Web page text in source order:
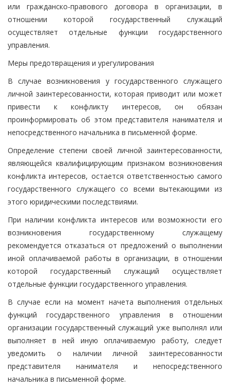
или гражданско-правового договора в организации, в
отношении которой государственный служащий
осуществляет отдельные функции государственного
управления.
Меры предотвращения и урегулирования
В случае возникновения у государственного служащего
личной заинтересованности, которая приводит или может
привести к конфликту интересов, он обязан
проинформировать об этом представителя нанимателя и
непосредственного начальника в письменной форме.
Определение степени своей личной заинтересованности,
являющейся квалифицирующим признаком возникновения
конфликта интересов, остается ответственностью самого
государственного служащего со всеми вытекающими из
этого юридическими последствиями.
При наличии конфликта интересов или возможности его
возникновения государственному служащему
рекомендуется отказаться от предложений о выполнении
иной оплачиваемой работы в организации, в отношении
которой государственный служащий осуществляет
отдельные функции государственного управления.
В случае если на момент начета выполнения отдельных
функций государственного управления в отношении
организации государственный служащий уже выполнял или
выполняет в ней иную оплачиваемую работу, следует
уведомить о наличии личной заинтересованности
представителя нанимателя и непосредственного
начальника в письменной форме.